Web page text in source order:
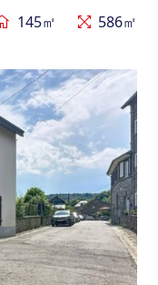
145㎡ 586㎡